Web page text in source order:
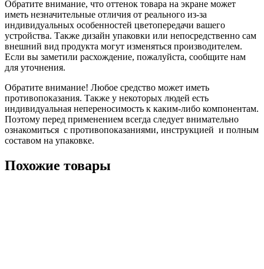
Обратите внимание, что оттенок товара на экране может
иметь незначительные отличия от реального из-за
индивидуальных особенностей цветопередачи вашего
устройства. Также дизайн упаковки или непосредственно сам
внешний вид продукта могут изменяться производителем.
Если вы заметили расхождение, пожалуйста, сообщите нам
для уточнения.
Обратите внимание! Любое средство может иметь
противопоказания. Также у некоторых людей есть
индивидуальная непереносимость к каким-либо компонентам.
Поэтому перед применением всегда следует внимательно
ознакомиться с противопоказаниями, инструкцией и полным
составом на упаковке.
Похожие товары